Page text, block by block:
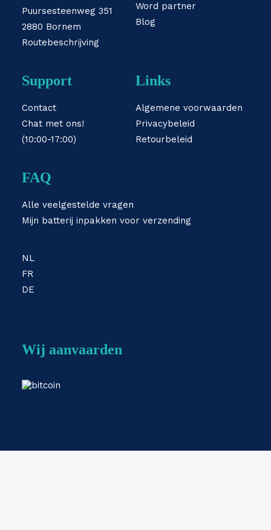
Puursesteenweg 351
2880 Bornem
Routebeschrijving
Word partner
Blog
Support
Contact
Chat met ons!
(10:00-17:00)
Links
Algemene voorwaarden
Privacybeleid
Retourbeleid
FAQ
Alle veelgestelde vragen
Mijn batterij inpakken voor verzending
NL
FR
DE
Wij aanvaarden